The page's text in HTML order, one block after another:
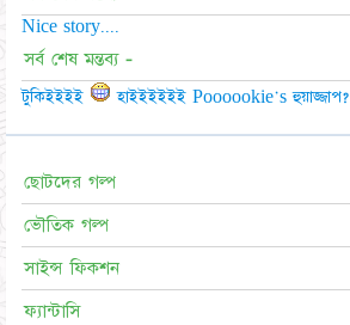
Nice story....
সর্ব শেষ মন্তব্য -
টুকিইইইই হাইইইইইই Poooookie's হুয়াজ্জাপ?
ছোটদের গল্প
ভৌতিক গল্প
সাইন্স ফিকশন
ফ্যান্টাসি